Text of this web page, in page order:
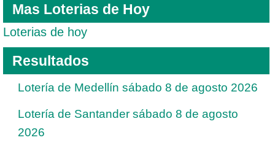
Mas Loterias de Hoy
Loterias de hoy
Resultados
Lotería de Medellín sábado 8 de agosto 2026
Lotería de Santander sábado 8 de agosto
2026